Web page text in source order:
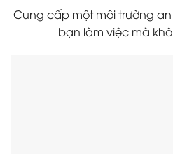
Cung cấp một môi trường
bạn làm việc mà